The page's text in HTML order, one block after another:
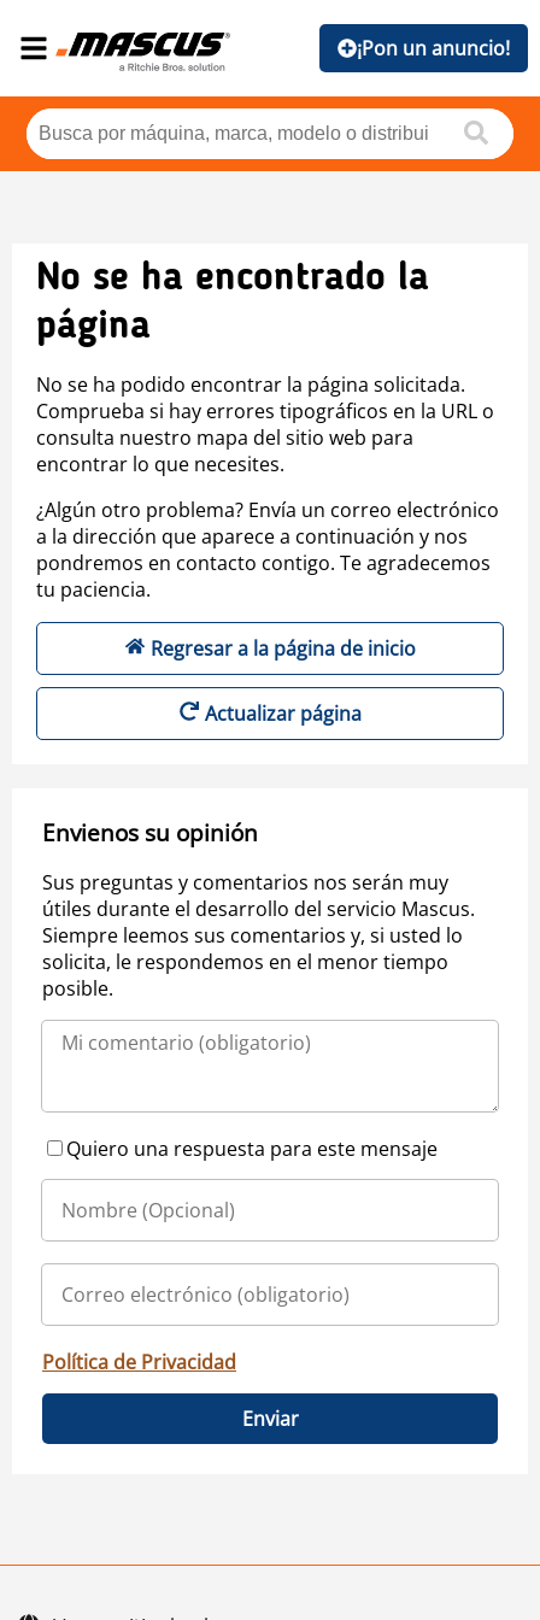
¡Pon un anuncio!
No se ha encontrado la
página
No se ha podido encontrar la página solicitada.
Comprueba si hay errores tipográficos en la URL o
consulta nuestro mapa del sitio web para
encontrar lo que necesites.
¿Algún otro problema? Envía un correo electrónico
a la dirección que aparece a continuación y nos
pondremos en contacto contigo. Te agradecemos
tu paciencia.
Regresar a la página de inicio
Actualizar página
Envienos su opinión
Sus preguntas y comentarios nos serán muy
útiles durante el desarrollo del servicio Mascus.
Siempre leemos sus comentarios y, si usted lo
solicita, le respondemos en el menor tiempo
posible.
Quiero una respuesta para este mensaje
Política de Privacidad
Enviar